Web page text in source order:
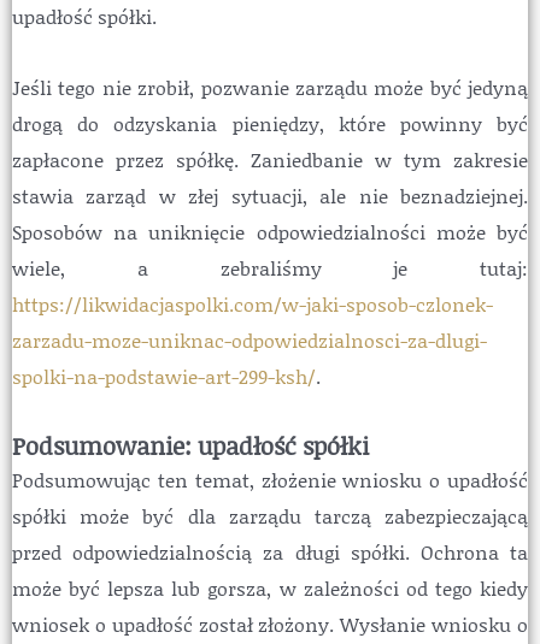
upadłość spółki.
Jeśli tego nie zrobił, pozwanie zarządu może być jedyną
drogą do odzyskania pieniędzy, które powinny być
zapłacone przez spółkę. Zaniedbanie w tym zakresie
stawia zarząd w złej sytuacji, ale nie beznadziejnej.
Sposobów na uniknięcie odpowiedzialności może być
wiele, a zebraliśmy je tutaj:
https://likwidacjaspolki.com/w-jaki-sposob-czlonek-
zarzadu-moze-uniknac-odpowiedzialnosci-za-dlugi-
spolki-na-podstawie-art-299-ksh/.
Podsumowanie: upadłość spółki
Podsumowując ten temat, złożenie wniosku o upadłość
spółki może być dla zarządu tarczą zabezpieczającą
przed odpowiedzialnością za długi spółki. Ochrona ta
może być lepsza lub gorsza, w zależności od tego kiedy
wniosek o upadłość został złożony. Wysłanie wniosku o